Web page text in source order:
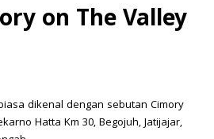
on The Valley
dikenal dengan sebutan Cimory
Hatta Km 30, Begojuh, Jatijajar,